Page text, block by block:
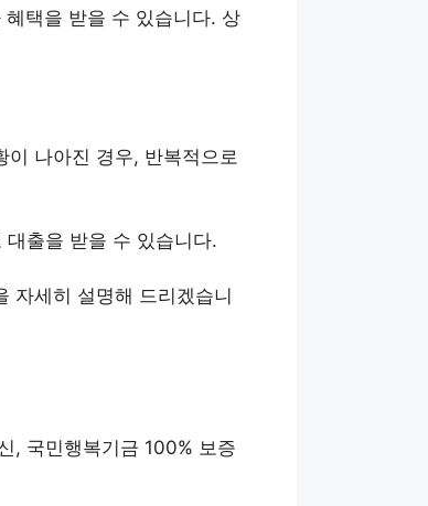
택을 받을 수 있습니다. 상
이 나아진 경우, 반복적으로
출을 받을 수 있습니다.
자세히 설명해 드리겠습니
, 국민행복기금 100% 보증